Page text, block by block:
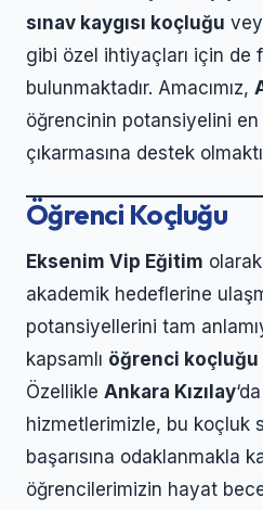
sınav kaygısı koçluğu
gibi özel ihtiyaçları için de
bulunmaktadır. Amacımız,
öğrencinin potansiyelini
çıkarmasına destek
Öğrenci Koçluğu
Eksenim Vip Eğitim
akademik hedeflerine
potansiyellerini tam
kapsamlı öğrenci koçluğu
Özellikle Ankara Kızılay
hizmetlerimizle, bu koçluk
başarısına odaklanmakla
öğrencilerimizin hayat